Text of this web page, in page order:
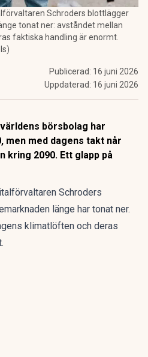
Schroders blottlägger
tonat ner: avståndet mellan
faktiska handling är enormt.
Publicerad: 16 juni 2026
Uppdaterad: 16 juni 2026
börsbolag har
men med dagens takt når
kring 2090. Ett glapp på
Schroders
länge har tonat ner.
klimatlöften och deras